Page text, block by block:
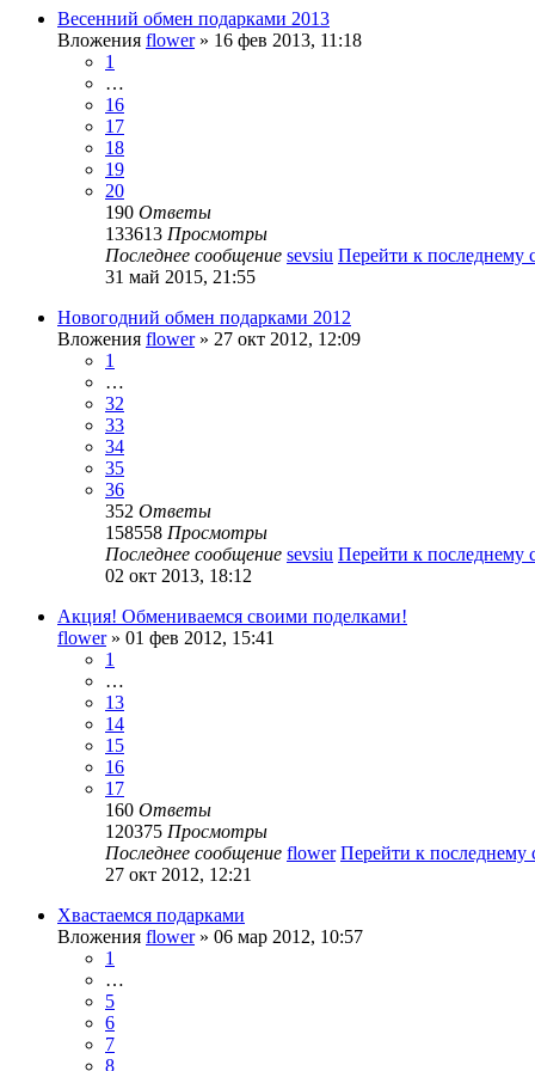
Весенний обмен подарками 2013
Вложения flower» 16 фев 2013, 11:18
1
…
16
17
18
19
20
190 Ответы
133613 Просмотры
Последнее сообщение sevsiu Перейти к последнему
31 май 2015, 21:55
Новогодний обмен подарками 2012
Вложения flower» 27 окт 2012, 12:09
1
…
32
33
34
35
36
352 Ответы
158558 Просмотры
Последнее сообщение sevsiu Перейти к последнему
02 окт 2013, 18:12
Акция! Обмениваемся своими поделками!
flower» 01 фев 2012, 15:41
1
…
13
14
15
16
17
160 Ответы
120375 Просмотры
Последнее сообщение flower Перейти к
27 окт 2012, 12:21
Хвастаемся подарками
Вложения flower» 06 мар 2012, 10:57
1
…
5
6
7
8